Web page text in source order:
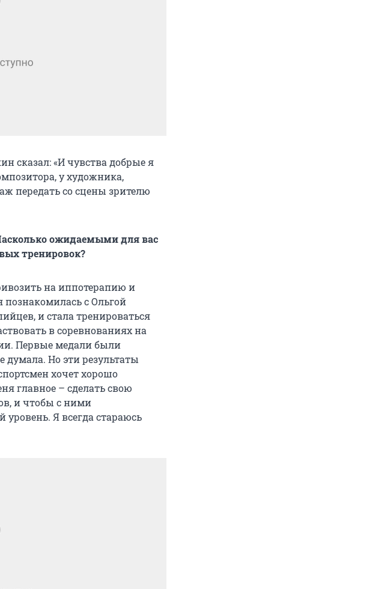
сказал: «И чувства добрые я
у художника,
передать со сцены зрителю
ожидаемыми для вас
тренировок?
на иппотерапию и
познакомилась с Ольгой
и стала тренироваться
в соревнованиях на
Первые медали были
Но эти результаты
хочет хорошо
главное – сделать свою
и чтобы с ними
уровень. Я всегда стараюсь